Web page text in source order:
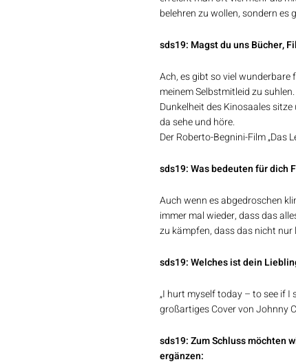
belehren zu wollen, sondern es
sds19: Magst du uns Bücher,
Ach, es gibt so viel
meinem Selbstmitleid zu
Dunkelheit des Kinosaales
da sehe und höre.
Der Roberto-Begnini-Film „Das
sds19: Was bedeuten für dich
Auch wenn es abgedroschen
immer mal wieder, dass das
zu kämpfen, dass das nicht nur
sds19: Welches ist dein
„I hurt myself today – to see if I
großartiges Cover von Johnny
sds19: Zum Schluss möchten
ergänzen: